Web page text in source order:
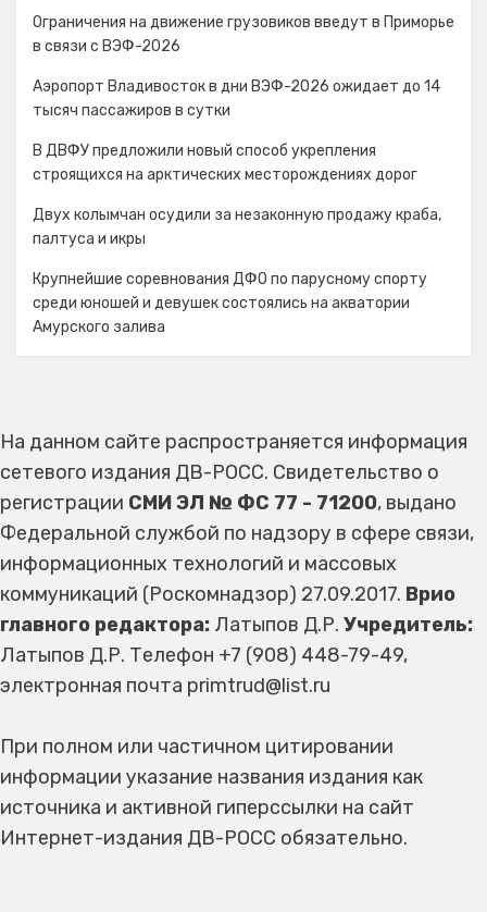
Ограничения на движение грузовиков введут в Приморье
в связи с ВЭФ-2026
Аэропорт Владивосток в дни ВЭФ-2026 ожидает до 14
тысяч пассажиров в сутки
В ДВФУ предложили новый способ укрепления
строящихся на арктических месторождениях дорог
Двух колымчан осудили за незаконную продажу краба,
палтуса и икры
Крупнейшие соревнования ДФО по парусному спорту
среди юношей и девушек состоялись на акватории
Амурского залива
На данном сайте распространяется информация
сетевого издания ДВ-РОСС. Свидетельство о
регистрации СМИ ЭЛ № ФС 77 - 71200, выдано
Федеральной службой по надзору в сфере связи,
информационных технологий и массовых
коммуникаций (Роскомнадзор) 27.09.2017. Врио
главного редактора: Латыпов Д.Р. Учредитель:
Латыпов Д.Р. Телефон +7 (908) 448-79-49,
электронная почта primtrud@list.ru
При полном или частичном цитировании
информации указание названия издания как
источника и активной гиперссылки на сайт
Интернет-издания ДВ-РОСС обязательно.